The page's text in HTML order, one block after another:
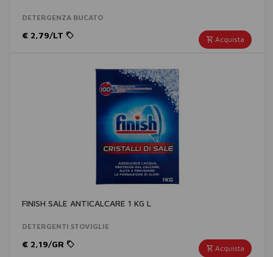
DETERGENZA BUCATO
Acquista
€ 2,79/LT
FINISH SALE ANTICALCARE 1 KG L
DETERGENTI STOVIGLIE
Acquista
€ 2,19/GR